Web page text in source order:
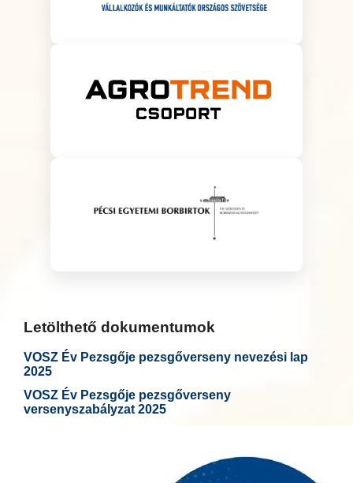
Letölthető dokumentumok
VOSZ Év Pezsgője pezsgőverseny nevezési lap
2025
VOSZ Év Pezsgője pezsgőverseny
versenyszabályzat 2025